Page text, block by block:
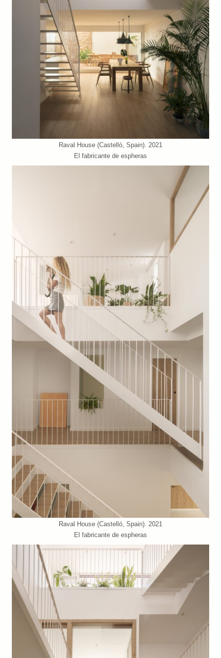
Raval House (Castelló, Spain). 2021
El fabricante de espheras
Raval House (Castelló, Spain). 2021
El fabricante de espheras